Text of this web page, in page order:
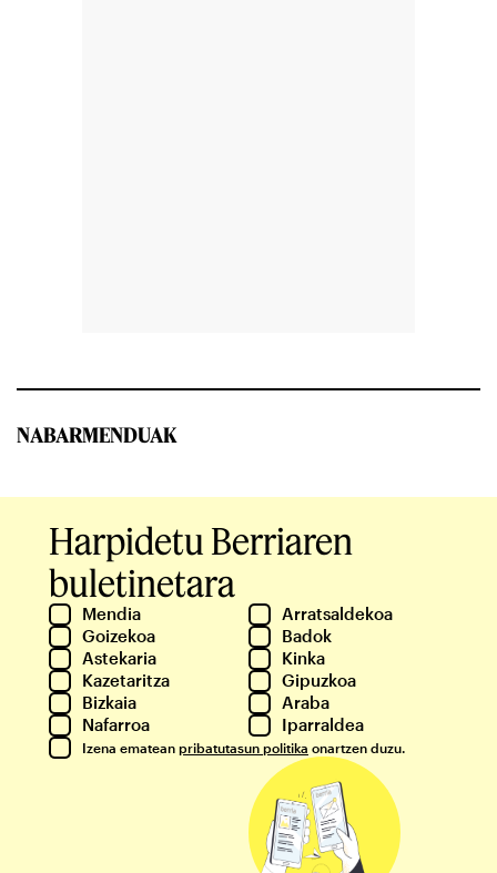
NABARMENDUAK
Harpidetu Berriaren
buletinetara
Mendia
Arratsaldekoa
Goizekoa
Badok
Astekaria
Kinka
Kazetaritza
Gipuzkoa
Bizkaia
Araba
Nafarroa
Iparraldea
Izena ematean pribatutasun politika onartzen duzu.